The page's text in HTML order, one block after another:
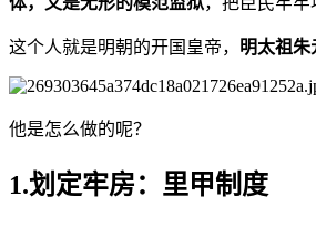
这个人就是明朝的开国皇帝， 明太祖朱
他是怎么做的呢？
1.划定牢房：里甲制度